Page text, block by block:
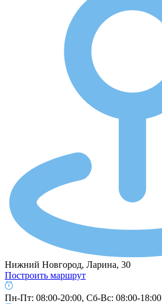
Нижний Новгород, Ларина, 30
Построить маршрут
Пн-Пт: 08:00-20:00, Cб-Вс: 08:00-18:00